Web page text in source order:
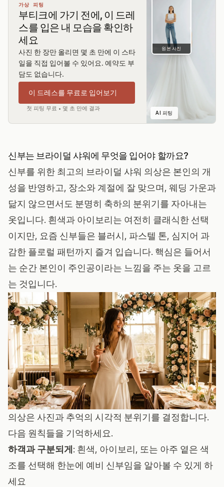
가상 피팅
부티크에 가기 전에, 이 드레
스를 입은 내 모습을 확인하
세요
사진 한 장만 올리면 몇 초 만에 이 스타
일을 직접 입어볼 수 있어요. 예약도 부
담도 없습니다.
이 드레스를 무료로 입어보기
첫 피팅 무료 • 몇 초 만에 결과
원본 사진
AI 피팅
신부는 브라이덜 샤워에 무엇을 입어야 할까요?
신부를 위한 최고의 브라이덜 샤워 의상은 본인의 개
성을 반영하고, 장소와 계절에 잘 맞으며, 웨딩 가운과
닮지 않으면서도 분명히 축하의 분위기를 자아내는
옷입니다. 흰색과 아이보리는 여전히 클래식한 선택
이지만, 요즘 신부들은 블러시, 파스텔 톤, 심지어 과
감한 플로럴 패턴까지 즐겨 입습니다. 핵심은 들어서
는 순간 본인이 주인공이라는 느낌을 주는 옷을 고르
는 것입니다.
의상은 사진과 추억의 시각적 분위기를 결정합니다.
다음 원칙들을 기억하세요.
하객과 구분되게 : 흰색, 아이보리, 또는 아주 옅은 색
조를 선택해 한눈에 예비 신부임을 알아볼 수 있게 하
세요